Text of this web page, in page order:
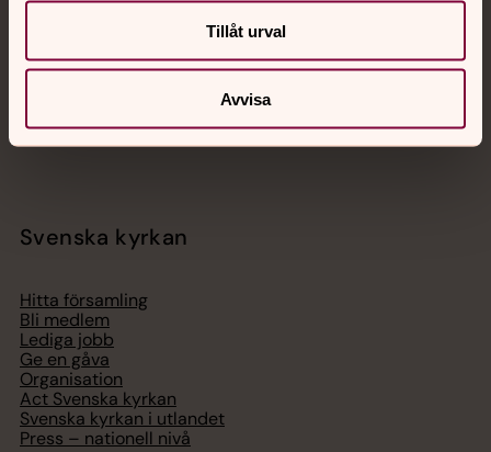
Tillåt urval
Avvisa
Chatt
Telefon 112
Svenska kyrkan
Hitta församling
Bli medlem
Lediga jobb
Ge en gåva
Organisation
Act Svenska kyrkan
Svenska kyrkan i utlandet
Press – nationell nivå